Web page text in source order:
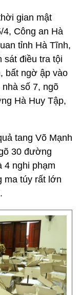
gian mật
4, Công an Hà
tỉnh Hà Tĩnh,
sát điều tra tội
bất ngờ ập vào
số 7, ngõ
Hà Huy Tập,
tang Võ Mạnh
30 đường
4 nghi phạm
ma túy rất lớn